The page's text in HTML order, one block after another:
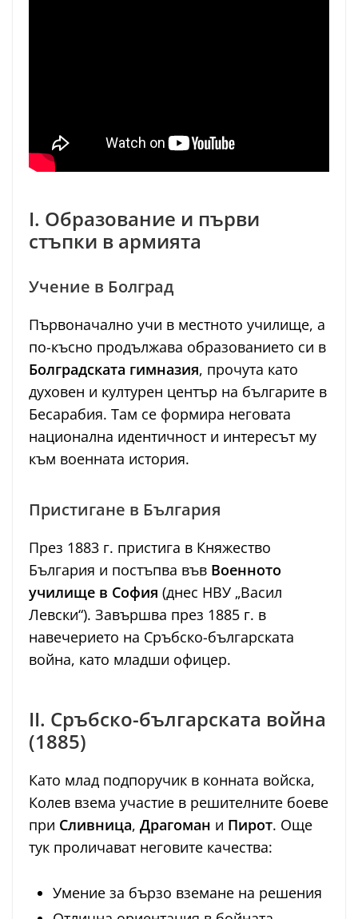
I. Образование и първи
стъпки в армията
Учение в Болград
Първоначално учи в местното училище, а
по-късно продължава образованието си в
Болградската гимназия, прочута като
духовен и културен център на българите в
Бесарабия. Там се формира неговата
национална идентичност и интересът му
към военната история.
Пристигане в България
През 1883 г. пристига в Княжество
България и постъпва във Военното
училище в София (днес НВУ „Васил
Левски“). Завършва през 1885 г. в
навечерието на Сръбско-българската
война, като младши офицер.
II. Сръбско-българската война
(1885)
Като млад подпоручик в конната войска,
Колев взема участие в решителните боеве
при Сливница, Драгоман и Пирот. Още
тук проличават неговите качества:
Умение за бързо вземане на решения